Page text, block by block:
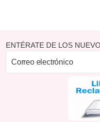
ENTÉRATE DE LOS